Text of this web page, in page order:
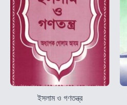
ইসলাম ও গণতন্ত্র